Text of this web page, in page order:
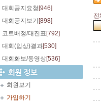
대회공지요청 [946]
대회공지보기 [898]
코트배정/대진표 [792]
대회(입상)결과[530]
대회화보/동영상[536]
회원보기
가입하기
전